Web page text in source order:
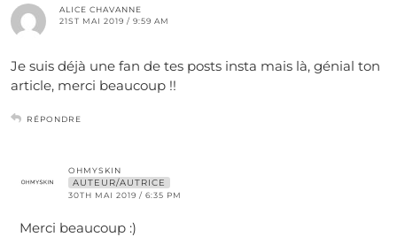
ALICE CHAVANNE
21ST MAI 2019 / 9:59 AM
Je suis déjà une fan de tes posts insta mais là, génial ton
article, merci beaucoup !!
RÉPONDRE
OHMYSKIN
AUTEUR/AUTRICE
30TH MAI 2019 / 6:35 PM
Merci beaucoup :)